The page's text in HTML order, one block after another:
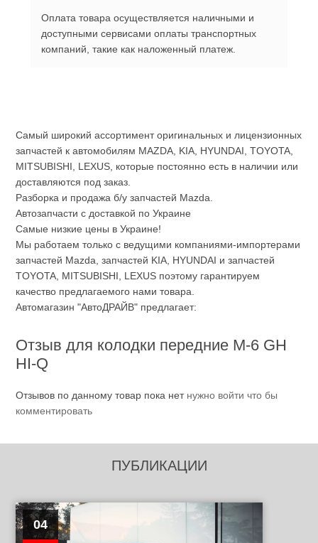
Оплата товара осуществляется наличными и
доступными сервисами оплаты транспортных
компаний, такие как наложенный платеж.
Самый широкий ассортимент оригинальных и лицензионных
запчастей к автомобилям MAZDA, KIA, HYUNDAI, TOYOTA,
MITSUBISHI, LEXUS, которые постоянно есть в наличии или
доставляются под заказ.
Разборка и продажа б/у запчастей Mazda.
Автозапчасти с доставкой по Украине
Самые низкие цены в Украине!
Мы работаем только с ведущими компаниями-импортерами
запчастей Mazda, запчастей KIA, HYUNDAI и запчастей
TOYOTA, MITSUBISHI, LEXUS поэтому гарантируем
качество предлагаемого нами товара.
Автомагазин "АвтоДРАЙВ" предлагает:
Отзыв для колодки передние M-6 GH
HI-Q
Отзывов по данному товар пока нет нужно войти что бы
комментировать
ПУБЛИКАЦИИ
04